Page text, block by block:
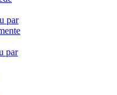
par
par